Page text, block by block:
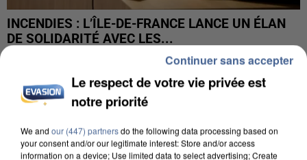
INCENDIES : L’ÎLE-DE-FRANCE LANCE UN ÉLAN
DE SOLIDARITÉ AVEC LES...
Le respect de votre vie privée est
notre priorité
We and our (447) partnersdo the following data processing based on
your consent and/or our legitimate interest: Store and/or access
information on a device; Use limited data to select advertising; Create
Continuer sans accepter